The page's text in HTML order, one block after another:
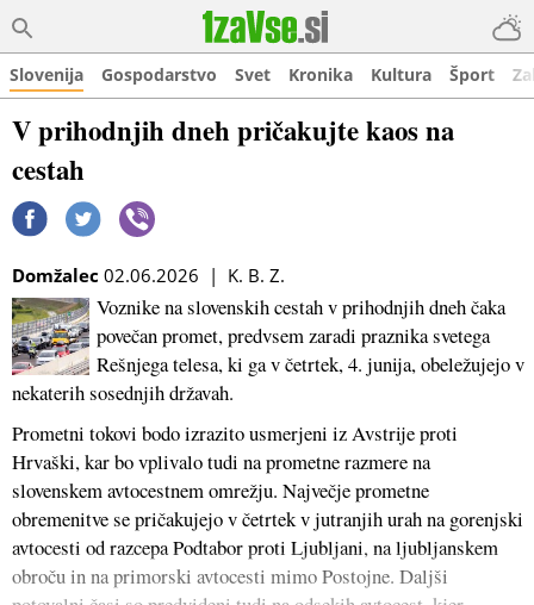
Slovenija Gospodarstvo Svet Kronika Kultura Šport
V prihodnjih dneh pričakujte kaos na
cestah
Domžalec 02.06.2026 | K. B. Z.
Voznike na slovenskih cestah v prihodnjih dneh čaka
povečan promet, predvsem zaradi praznika svetega
Rešnjega telesa, ki ga v četrtek, 4. junija, obeležujejo v
nekaterih sosednjih državah.
Prometni tokovi bodo izrazito usmerjeni iz Avstrije proti
Hrvaški, kar bo vplivalo tudi na prometne razmere na
slovenskem avtocestnem omrežju. Največje prometne
obremenitve se pričakujejo v četrtek v jutranjih urah na gorenjski
avtocesti od razcepa Podtabor proti Ljubljani, na ljubljanskem
obroču in na primorski avtocesti mimo Postojne. Daljši